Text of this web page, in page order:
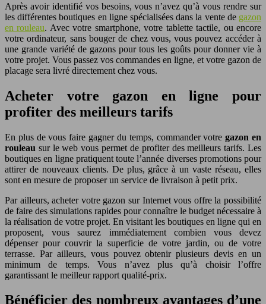
Après avoir identifié vos besoins, vous n’avez qu’à vous rendre sur
les différentes boutiques en ligne spécialisées dans la vente de gazon
en rouleau. Avec votre smartphone, votre tablette tactile, ou encore
votre ordinateur, sans bouger de chez vous, vous pouvez accéder à
une grande variété de gazons pour tous les goûts pour donner vie à
votre projet. Vous passez vos commandes en ligne, et votre gazon de
placage sera livré directement chez vous.
Acheter votre gazon en ligne pour
profiter des meilleurs tarifs
En plus de vous faire gagner du temps, commander votregazon en
rouleau sur le web vous permet de profiter des meilleurs tarifs. Les
boutiques en ligne pratiquent toute l’année diverses promotions pour
attirer de nouveaux clients. De plus, grâce à un vaste réseau, elles
sont en mesure de proposer un service de livraison à petit prix.
Par ailleurs, acheter votre gazon sur Internet vous offre la possibilité
de faire des simulations rapides pour connaître le budget nécessaire à
la réalisation de votre projet. En visitant les boutiques en ligne qui en
proposent, vous saurez immédiatement combien vous devez
dépenser pour couvrir la superficie de votre jardin, ou de votre
terrasse. Par ailleurs, vous pouvez obtenir plusieurs devis en un
minimum de temps. Vous n’avez plus qu’à choisir l’offre
garantissant le meilleur rapport qualité-prix.
Bénéficier des nombreux avantages d’une